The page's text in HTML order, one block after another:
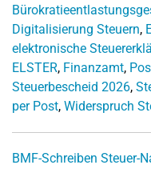
Digitalisierung Steuern,
elektronische
ELSTER, Finanzamt,
Steuerbescheid 2026,
per Post, Widerspruch
BMF-Schreiben Steuer-